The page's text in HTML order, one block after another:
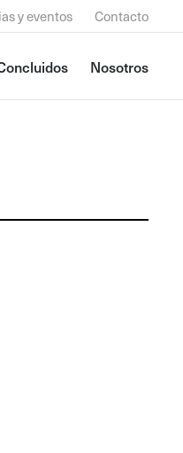
y eventos Contacto
Nosotros